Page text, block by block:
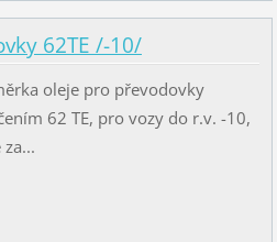
62TE /-10/
oleje pro převodovky
62 TE, pro vozy do r.v. -10,
za...